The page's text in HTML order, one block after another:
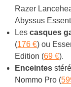
Razer
Abyssus
Lescasques
(176 €) ou
Edition (69 €).
Enceintes
Nommo Pro (